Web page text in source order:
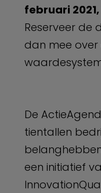
februari 2021,
Reserveer de
dan mee over
De
tientallen
een initiatief